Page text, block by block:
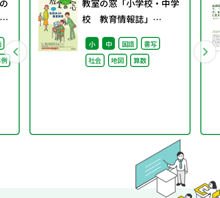
教室の窓「小学校・中学
校 教育情報誌」
vol.75 2025年4月発行
小 中 国語
書写
社会
地図 算数